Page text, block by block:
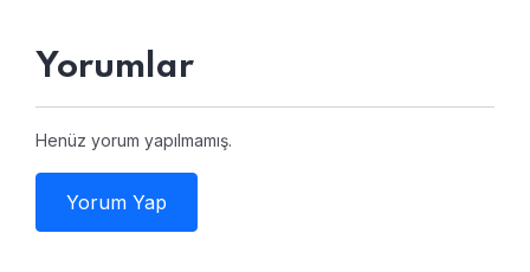
Yorumlar
Henüz yorum yapılmamış.
Yorum Yap